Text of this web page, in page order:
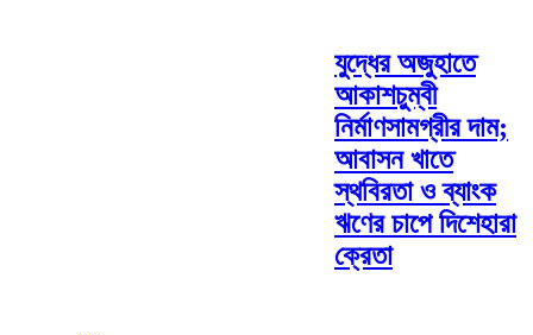
যুদ্ধের অজুহাতে
আকাশচুম্বী
নির্মাণসামগ্রীর দাম;
আবাসন খাতে
স্থবিরতা ও ব্যাংক
ঋণের চাপে দিশেহারা
ক্রেতা